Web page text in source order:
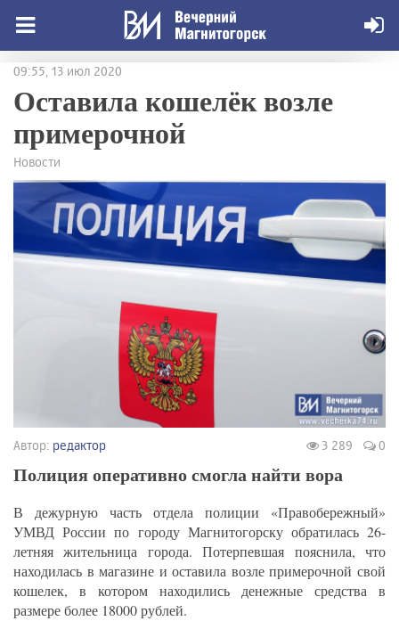
09:55, 13 июл 2020
Оставила кошелёк возле
примерочной
Новости
Автор: редактор 3 289 0
Полиция оперативно смогла найти вора
В дежурную часть отдела полиции «Правобережный»
УМВД России по городу Магнитогорску обратилась 26-
летняя жительница города. Потерпевшая пояснила, что
находилась в магазине и оставила возле примерочной свой
кошелек, в котором находились денежные средства в
размере более 18000 рублей.